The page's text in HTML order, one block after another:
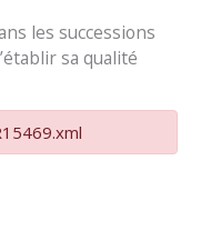
les successions
sa qualité